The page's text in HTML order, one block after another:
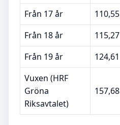
Från 17 år
110,55
Från 18 år
115,27
Från 19 år
124,61
Vuxen (HRF
Gröna
Riksavtalet)
157,68